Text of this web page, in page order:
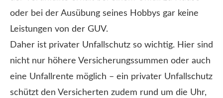
oder bei der Ausübung seines Hobbys gar keine
Leistungen von der GUV.
Daher ist privater Unfallschutz so wichtig. Hier sind
nicht nur höhere Versicherungssummen oder auch
eine Unfallrente möglich – ein privater Unfallschutz
schützt den Versicherten zudem rund um die Uhr,